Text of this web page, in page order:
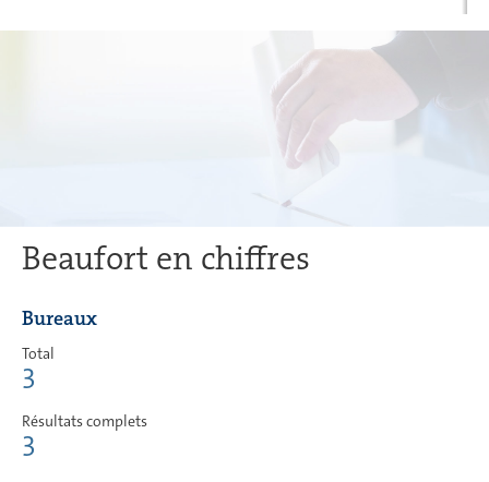
Beaufort en chiffres
Bureaux
Total
3
Résultats complets
3